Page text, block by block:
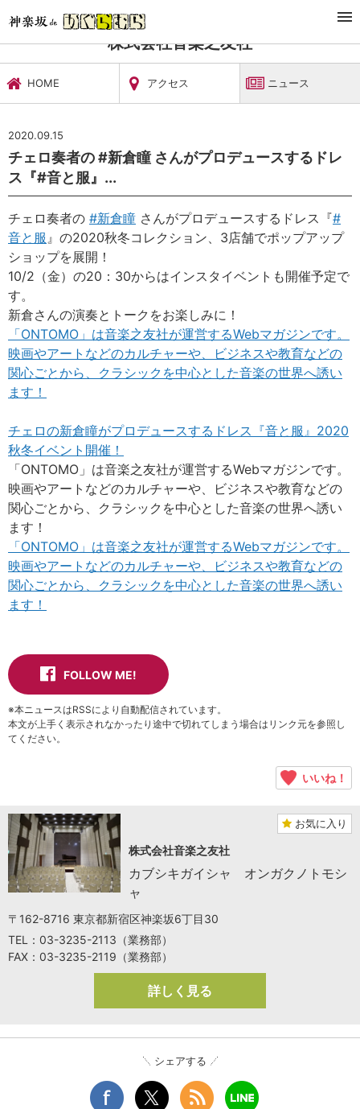
文化施設・ギャラリー
株式会社音楽之友社
HOME アクセス ニュース
2020.09.15
チェロ奏者の #新倉瞳 さんがプロデュースするドレ
ス『#音と服』...
チェロ奏者の #新倉瞳 さんがプロデュースするドレス『#
音と服 』の2020秋冬コレクション、3店舗でポップアップ
ショップを展開！
10/2（金）の20：30からはインスタイベントも開催予定で
す。
新倉さんの演奏とトークをお楽しみに！
「ONTOMO」は音楽之友社が運営するWebマガジンです。
映画やアートなどのカルチャーや、ビジネスや教育などの
関心ごとから、クラシックを中心とした音楽の世界へ誘い
ます！
チェロの新倉瞳がプロデュースするドレス『音と服』2020
秋冬イベント開催！
「ONTOMO」は音楽之友社が運営するWebマガジンです。
映画やアートなどのカルチャーや、ビジネスや教育などの
関心ごとから、クラシックを中心とした音楽の世界へ誘い
ます！
「ONTOMO」は音楽之友社が運営するWebマガジンです。
映画やアートなどのカルチャーや、ビジネスや教育などの
関心ごとから、クラシックを中心とした音楽の世界へ誘い
ます！
FOLLOW ME!
※本ニュースはRSSにより自動配信されています。
本文が上手く表示されなかったり途中で切れてしまう場合はリンク元を参照し
てください。
いいね！
お気に入り
株式会社音楽之友社
カブシキガイシャ オンガクノトモシ
ャ
〒162-8716 東京都新宿区神楽坂6丁目30
TEL：03-3235-2113（業務部）
FAX：03-3235-2119（業務部）
詳しく見る
シェアする